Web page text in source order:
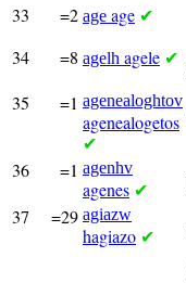
33 =2 age age ✔
34 =8 agelh agele ✔
35 =1 agenealoghtov
agenealogetos
✔
36 =1 agenhv
agenes ✔
37 =29 agiazw
hagiazo ✔